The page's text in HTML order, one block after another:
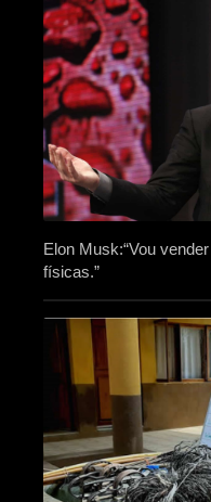
Elon Musk:“Vou
físicas.”